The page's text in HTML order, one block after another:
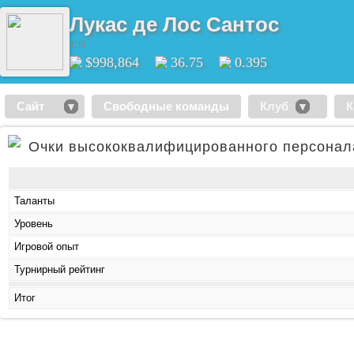
Лукас де Лос Сантос
CM
$998,864 36.75 0.395
Сайт Свободные команды Клуб
Очки высококвалифицированного
Таланты
Уровень
Игровой опыт
Турнирный рейтинг
Итог